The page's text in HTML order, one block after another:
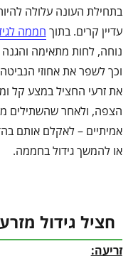
בתחילת העונה עלולה
עדיין קרים. בתוך חממה
נוחה, לחות מתאימה והגנה
וכך לשפר את אחוזי
את זרעי החציל במצע קל
הצפה, ולאחר שהשתילים
אמיתיים – לאקלם אותם
או להמשך גידול בחממה.
חציל גידול
זריעה: